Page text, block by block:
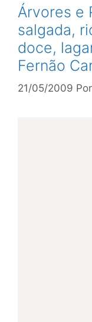
Árvores e
salgada,
doce,
Fernão
21/05/2009 Por